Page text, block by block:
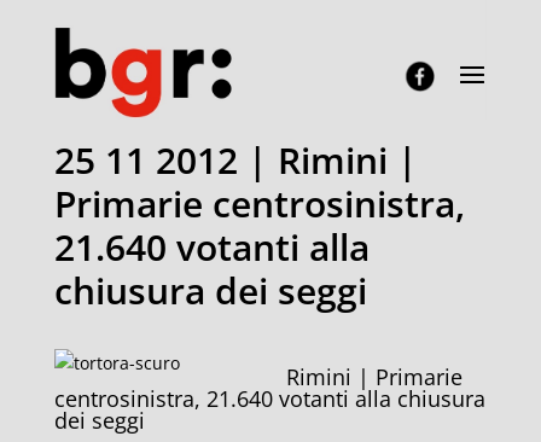
25 11 2012 | Rimini |
Primarie centrosinistra,
21.640 votanti alla
chiusura dei seggi
Rimini | Primarie
centrosinistra, 21.640 votanti alla chiusura
dei seggi